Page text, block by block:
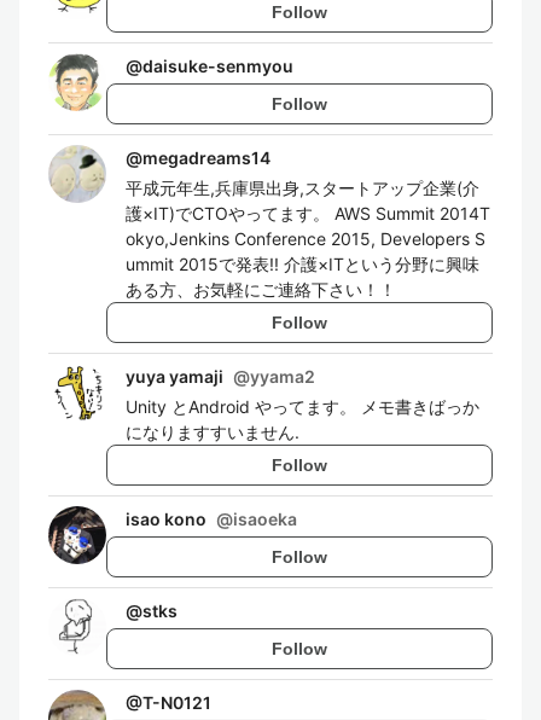
Follow
@daisuke-senmyou
Follow
@megadreams14
平成元年生,兵庫県出身,スタートアップ企業(介
護×IT)でCTOやってます。 AWS Summit 2014T
okyo,Jenkins Conference 2015, Developers S
ummit 2015で発表!! 介護×ITという分野に興味
ある方、お気軽にご連絡下さい！！
Follow
yuya yamaji @yyama2
Unity とAndroid やってます。 メモ書きばっか
になりますすいません.
Follow
isao kono @isaoeka
Follow
@stks
Follow
@T-N0121